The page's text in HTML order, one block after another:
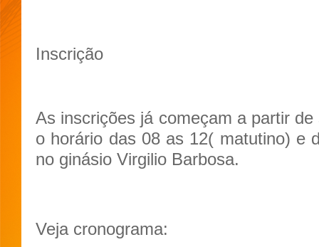
Inscrição
As inscrições já começam a partir
o horário das 08 as 12( matutino) e
no ginásio Virgilio Barbosa.
Veja cronograma: